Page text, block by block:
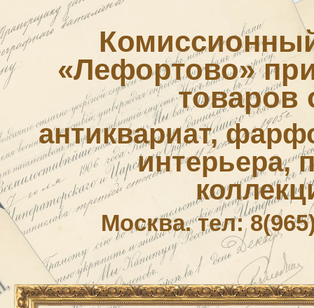
«Лефортово»
товаров
антиквариат,
интерьера,
Москва. тел: